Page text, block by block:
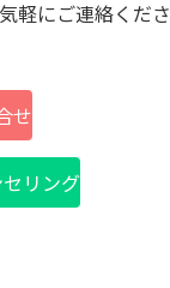
軽にご連絡くださ
せ
リング